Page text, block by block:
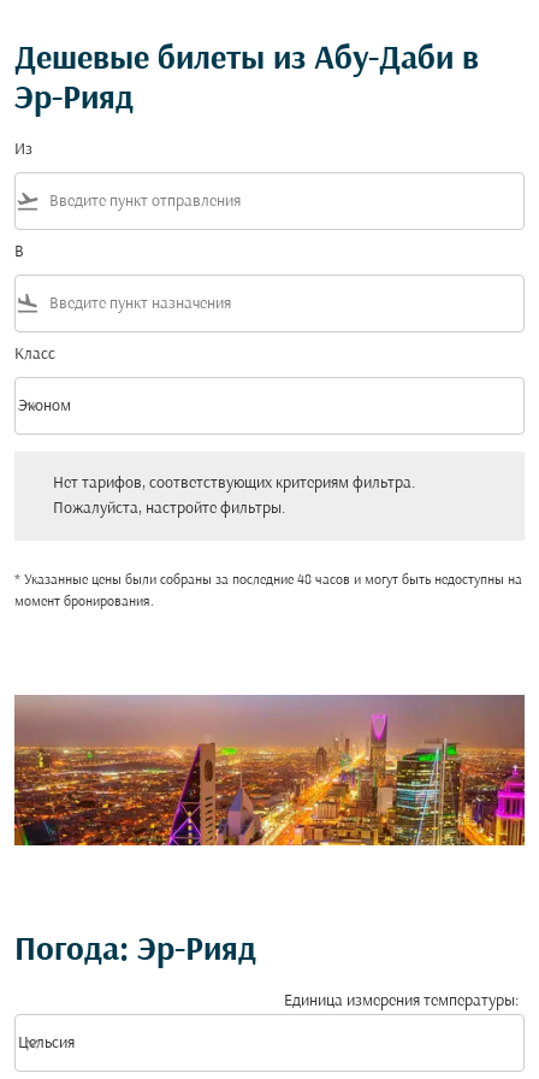
Дешевые билеты из Абу-Даби в
Эр-Рияд
Из
flight_takeoff
В
flight_land
Класс
Класс option Эконом Selected
Эконом
keyboard_arrow_down
Нет тарифов, соответствующих критериям фильтра.
Пожалуйста, настройте фильтры.
* Указанные цены были собраны за последние 48 часов и могут быть недоступны на
момент бронирования.
Погода: Эр-Рияд
Единица измерения температуры:
Цельсия
keyboard_arrow_down